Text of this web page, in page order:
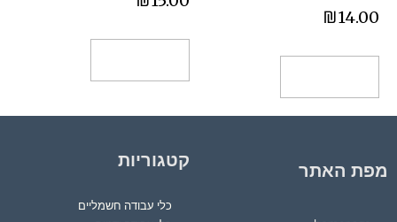
₪14.00
מפת האתר קטגוריות
כלי עבודה חשמליים